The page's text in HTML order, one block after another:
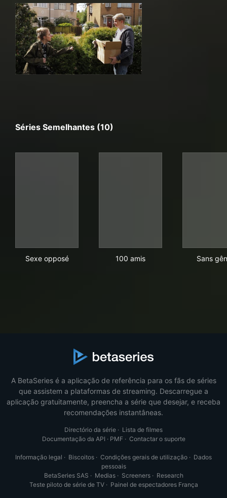
Séries Semelhantes (10)
Sexe opposé 100 amis Sans
A BetaSeries é a aplicação de referência para os fãs de séries
que assistem a plataformas de streaming. Descarregue a
aplicação gratuitamente, preencha a série que desejar, e receba
recomendações instantâneas.
Directório da série · Lista de filmes
Documentação da API · PMF· Contactar o suporte
Informação legal · Biscoitos · Condições gerais de utilização · Dados
pessoais
BetaSeries SAS · Medias· Screeners· Research
Teste piloto de série de TV· Painel de espectadores França